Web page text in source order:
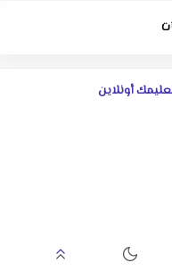
أونلاين